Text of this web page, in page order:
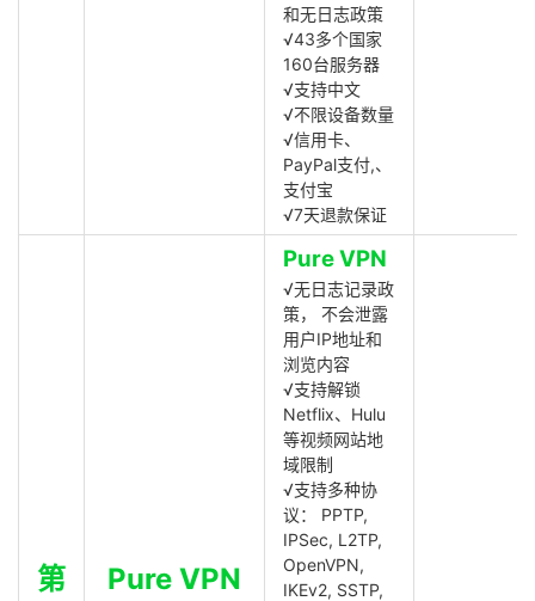
和无日志政策
√43多个国家
160台服务器
√支持中文
√不限设备数量
√信用卡、
PayPal支付,、
支付宝
√7天退款保证
第
Pure VPN
Pure VPN
√无日志记录政
策， 不会泄露
用户IP地址和
浏览内容
√支持解锁
Netflix、Hulu
等视频网站地
域限制
√支持多种协
议： PPTP,
IPSec, L2TP,
OpenVPN,
IKEv2, SSTP,